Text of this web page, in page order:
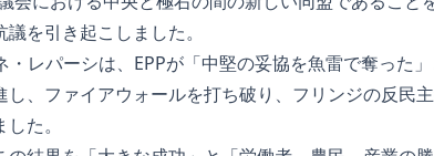
を引き起こしました。
レパーシは、EPPが「中堅の妥協を魚雷で奪った」
し、ファイアウォールを打ち破り、フリンジの反民
た。